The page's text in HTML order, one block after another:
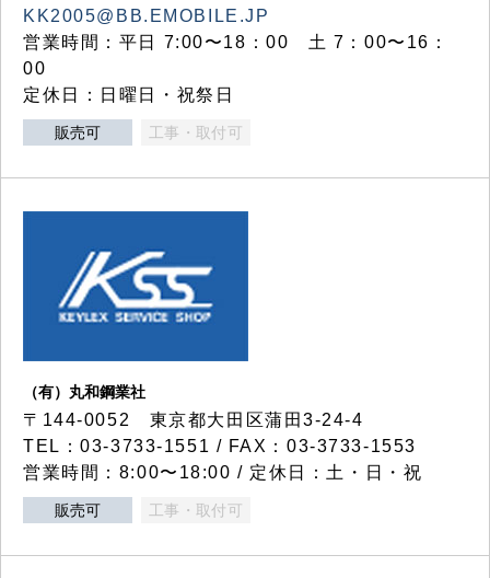
KK2005@BB.EMOBILE.JP
営業時間：平日 7:00〜18：00 土 7：00〜16：
00
定休日：日曜日・祝祭日
販売可 工事・取付可
（有）丸和鋼業社
〒144-0052 東京都大田区蒲田3-24-4
TEL：03-3733-1551 / FAX：03-3733-1553
営業時間：8:00〜18:00 / 定休日：土・日・祝
販売可 工事・取付可